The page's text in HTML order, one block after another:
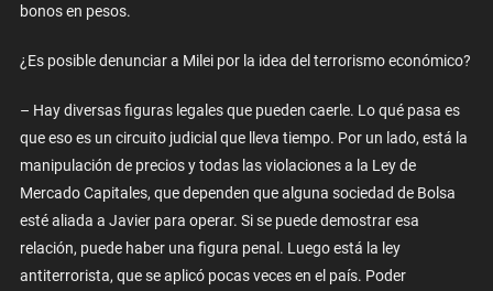
bonos en pesos.
¿Es posible denunciar a Milei por la idea del terrorismo económico?
– Hay diversas figuras legales que pueden caerle. Lo qué pasa es
que eso es un circuito judicial que lleva tiempo. Por un lado, está la
manipulación de precios y todas las violaciones a la Ley de
Mercado Capitales, que dependen que alguna sociedad de Bolsa
esté aliada a Javier para operar. Si se puede demostrar esa
relación, puede haber una figura penal. Luego está la ley
antiterrorista, que se aplicó pocas veces en el país. Poder